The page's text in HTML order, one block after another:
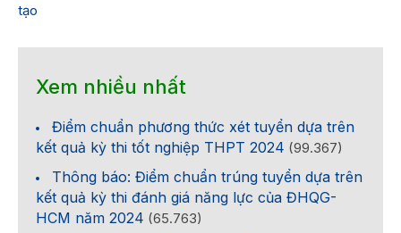
tạo
Xem nhiều nhất
Điểm chuẩn phương thức xét tuyển dựa trên
kết quả kỳ thi tốt nghiệp THPT 2024 (99.367)
Thông báo: Điểm chuẩn trúng tuyển dựa trên
kết quả kỳ thi đánh giá năng lực của ĐHQG-
HCM năm 2024 (65.763)